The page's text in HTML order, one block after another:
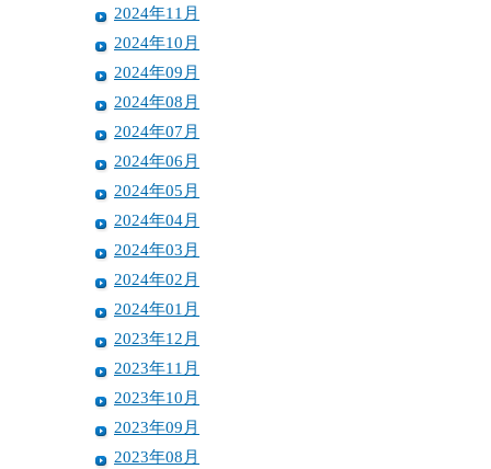
2024年11月
2024年10月
2024年09月
2024年08月
2024年07月
2024年06月
2024年05月
2024年04月
2024年03月
2024年02月
2024年01月
2023年12月
2023年11月
2023年10月
2023年09月
2023年08月